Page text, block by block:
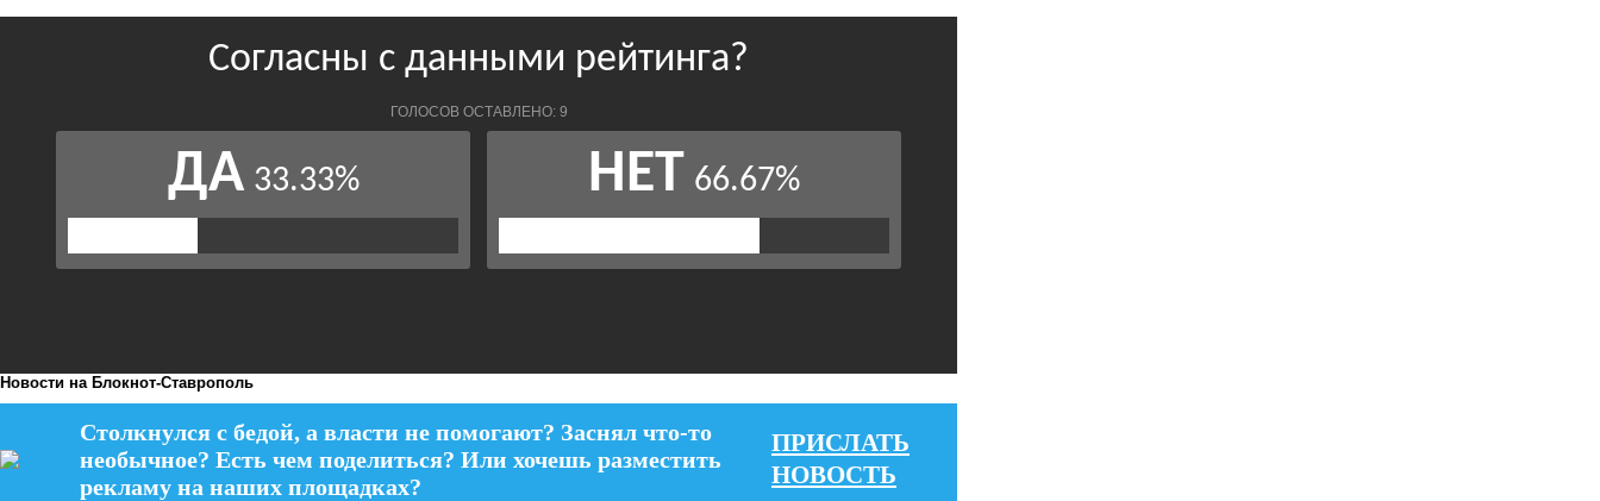
Новости на Блoкнoт-Ставрополь
Столкнулся с бедой, а власти не помогают? Заснял что-то
необычное? Есть чем поделиться? Или хочешь разместить
рекламу на наших площадках?
ПРИСЛАТЬ
НОВОСТЬ